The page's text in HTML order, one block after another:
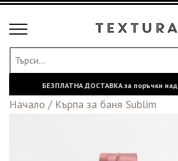
Toggle
БЕЗПЛАТНА ДОСТАВКА за поръчки над
Начало / Кърпа за баня Sublim